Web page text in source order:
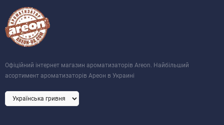
Офіційний інтернет магазин ароматизаторів Areon. Найбільший
асортимент ароматизаторів Ареон в Украині